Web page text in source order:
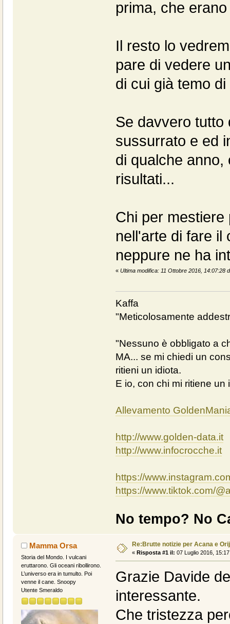
prima, che
Il resto lo
pare di vedere
di cui già temo
Se davvero tutto
sussurrato e ed
di qualche
risultati...
Chi per mestiere
nell'arte di fare il
neppure ne ha
« Ultima modifica: 11 Ottobre 2016, 14:07:28
Kaffa
"Meticolosamente
"Nessuno è obbligato a
MA... se mi chiedi un
ritieni un idiota.
E io, con chi mi ritiene
Allevamento
http://www.golden-data.it
http://www.infocrocche.it
https://
https://www.tiktok.com/
No tempo? No
Mamma Orsa
Storia del Mondo. I vulcani
eruttarono. Gli oceani ribollirono.
L’universo era in tumulto. Poi
venne il cane. Snoopy
Utente Smeraldo
Re:Brutte notizie per Acana e
« Risposta #1 il: 07 Luglio 2016,
Grazie Davide
interessante.
Che tristezza